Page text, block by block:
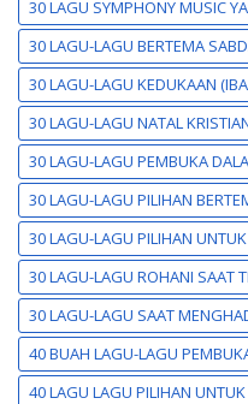
30 LAGU SYMPHONY MUSIC
30 LAGU-LAGU BERTEMA
30 LAGU-LAGU KEDUKAAN
30 LAGU-LAGU NATAL
30 LAGU-LAGU PEMBUKA
30 LAGU-LAGU PILIHAN
30 LAGU-LAGU PILIHAN
30 LAGU-LAGU ROHANI SAAT
30 LAGU-LAGU SAAT
40 BUAH LAGU-LAGU
40 LAGU LAGU PILIHAN